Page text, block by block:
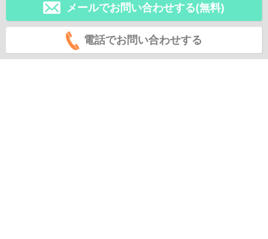
メールでお問い合わせする(無料)
電話でお問い合わせする